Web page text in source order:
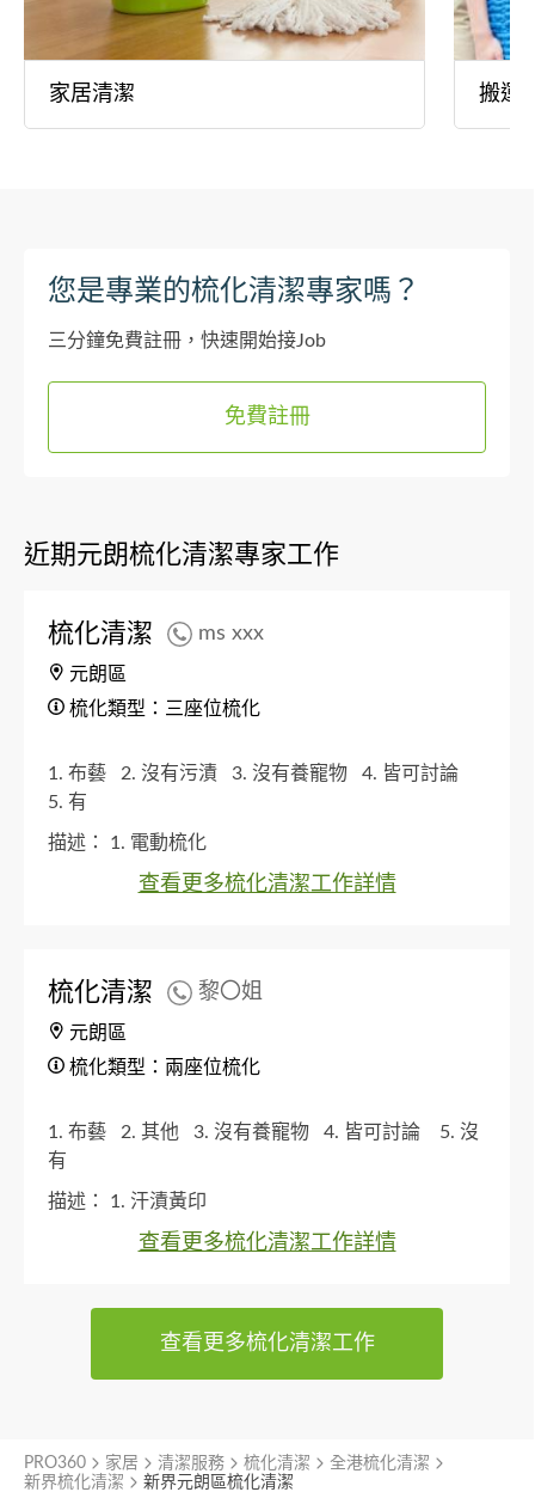
家居清潔 搬運
您是專業的梳化清潔專家嗎？
三分鐘免費註冊，快速開始接Job
免費註冊
近期元朗梳化清潔專家工作
梳化清潔 ms xxx
元朗區
梳化類型：三座位梳化
1. 布藝 2. 沒有污漬 3. 沒有養寵物
4. 皆可討論
5. 有
描述： 1. 電動梳化
查看更多梳化清潔工作詳情
梳化清潔 黎〇姐
元朗區
梳化類型：兩座位梳化
1. 布藝 2. 其他 3. 沒有養寵物 4. 皆可討論
5. 沒
有
描述： 1. 汗漬黃印
查看更多梳化清潔工作詳情
查看更多梳化清潔工作
PRO360 家居 清潔服務 梳化清潔
全港梳化清潔
新界梳化清潔
新界元朗區梳化清潔